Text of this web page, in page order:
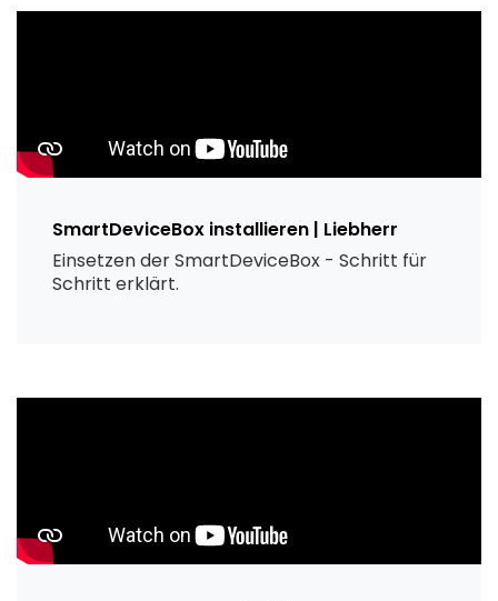
SmartDeviceBox installieren | Liebherr
Einsetzen der SmartDeviceBox - Schritt für
Schritt erklärt.